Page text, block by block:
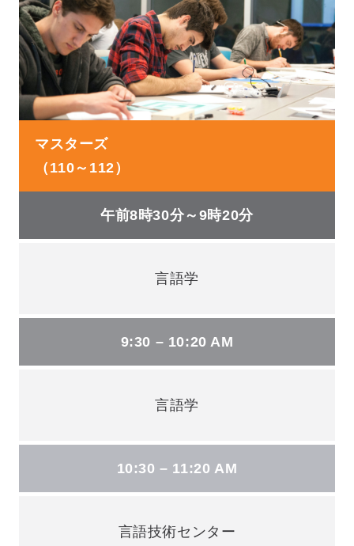
マスターズ
（110～112）
午前8時30分～9時20分
言語学
9:30 – 10:20 AM
言語学
10:30 – 11:20 AM
言語技術センター